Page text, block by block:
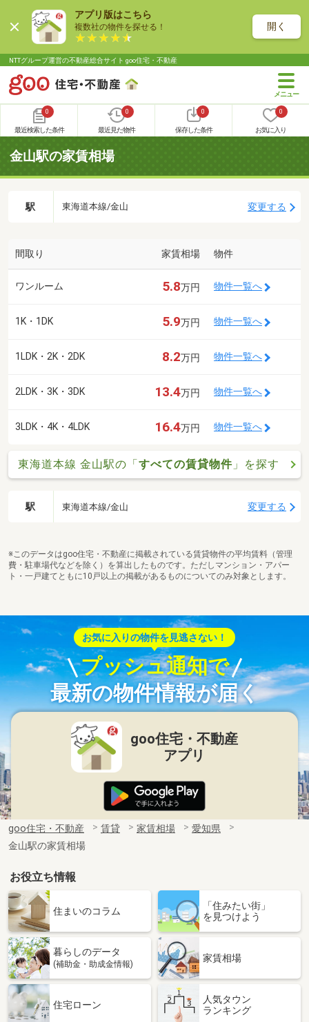
アプリ版はこちら
複数社の物件を探せる！ 開く
NTTグループ運営の不動産総合サイト goo住宅・不動産
0
最近検索した条件
0
最近見た物件
0
保存した条件
0
お気に入り
金山駅の家賃相場
駅 東海道本線/金山 変更する
間取り 家賃相場 物件
ワンルーム 5.8万円 物件一覧へ
1K・1DK 5.9万円 物件一覧へ
1LDK・2K・2DK 8.2万円 物件一覧へ
2LDK・3K・3DK 13.4万円 物件一覧へ
3LDK・4K・4LDK 16.4万円 物件一覧へ
東海道本線 金山駅の「すべての賃貸物件 」を探す
駅 東海道本線/金山 変更する
※このデータはgoo住宅・不動産に掲載されている賃貸物件の平均賃料（管理
費・駐車場代などを除く）を算出したものです。ただしマンション・アパー
ト・一戸建てともに10戸以上の掲載があるものについてのみ対象とします。
お気に入りの物件を見逃さない！
プッシュ通知で
最新の物件情報が届く
goo住宅・不動産
アプリ
goo住宅・不動産 賃貸 家賃相場
愛知県
金山駅の家賃相場
お役立ち情報
住まいのコラム
「住みたい街」
を見つけよう
暮らしのデータ
(補助金・助成金情報)
家賃相場
住宅ローン
人気タウン
ランキング